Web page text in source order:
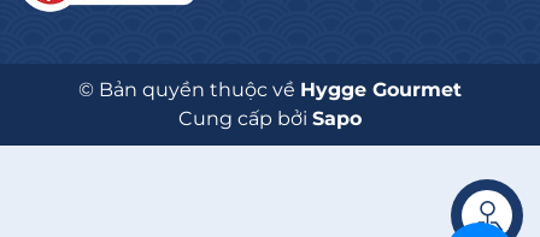
© Bản quyền thuộc về Hygge Gourmet
Cung cấp bởi Sapo
Liên hệ